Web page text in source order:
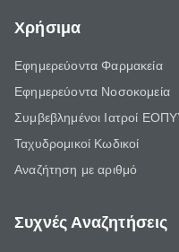
Χρήσιμα
Εφημερεύοντα Φαρμακεία
Εφημερεύοντα Νοσοκομεία
Συμβεβλημένοι Ιατροί
Ταχυδρομικοί Κωδικοί
Αναζήτηση με αριθμό
Συχνές Αναζητήσεις